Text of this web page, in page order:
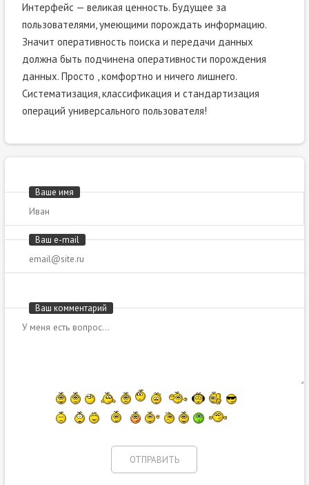
Интерфейс — великая ценность. Будущее за
пользователями, умеющими порождать информацию.
Значит оперативность поиска и передачи данных
должна быть подчинена оперативности порождения
данных. Просто , комфортно и ничего лишнего.
Систематизация, классификация и стандартизация
операций универсального пользователя!
Ваше имя
Ваш e-mail
Ваш комментарий